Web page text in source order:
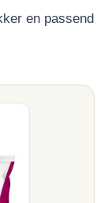
en passend